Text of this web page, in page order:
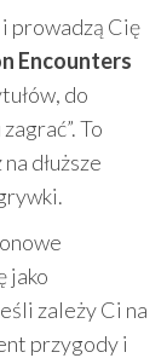
prowadzą Cię
Encounters
do
To
dłuższe
jako
zależy Ci na
przygody i